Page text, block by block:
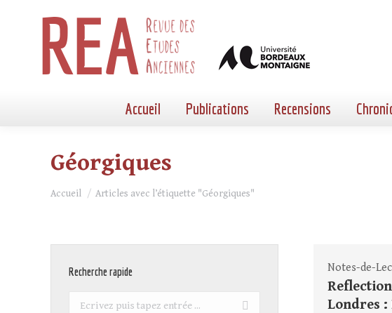
Accueil Publications Recensions
Géorgiques
Vous êtes ici :
Accueil Articles avec l’étiquette "Géorgiques"
Notes-de-
Londres :
Recherche rapide
Recherche